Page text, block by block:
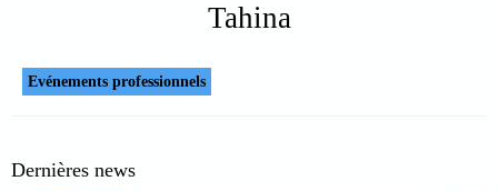
Tahina
Evénements professionnels
Dernières news